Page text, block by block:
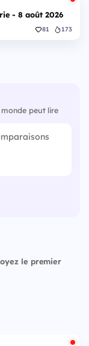
- 8 août 2026
81 173
peut lire
le premier